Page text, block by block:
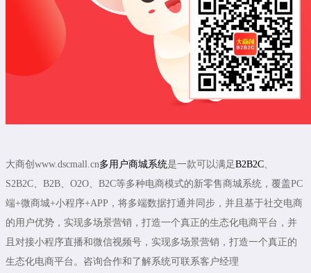
大商创www.dscmall.cn多用户商城系统是一款可以满足B2B2C
S2B2C、B2B、O2O、B2C等多种电商模式的新零售商城系统，覆盖PC
端+微商城+小程序+APP，将多端数据打通并同步，并且基于社交电商
的用户优势，实现多场景营销，打造一个真正的生态化电商平台，并
且对接小程序直播和微信视频号，实现多场景营销，打造一个真正的
生态化电商平台。咨询合作和了解系统可联系客户经理